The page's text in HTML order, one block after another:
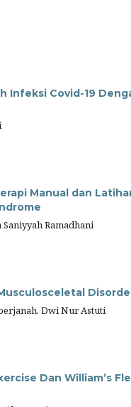
Infeksi Covid-19
Manual dan
Ramadhani
Dwi Nur Astuti
Dan William’s